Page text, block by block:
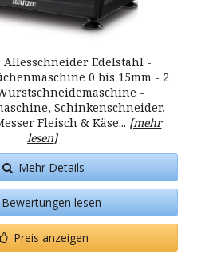
Edelstahl -
0 bis 15mm - 2
-
Schinkenschneider,
Fleisch & Käse... [mehr
lesen]
Mehr Details
Bewertungen lesen
Preis anzeigen